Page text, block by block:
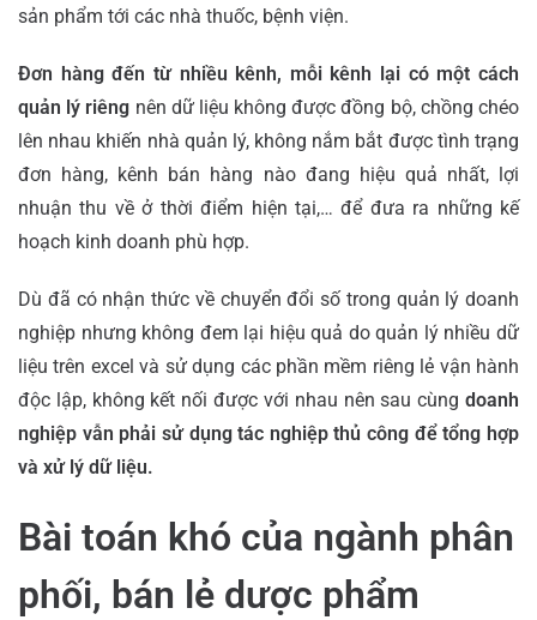
sản phẩm tới các nhà thuốc, bệnh viện.
Đơn hàng đến từ nhiều kênh, mỗi kênh lại có một cách
quản lý riêng nên dữ liệu không được đồng bộ, chồng chéo
lên nhau khiến nhà quản lý, không nắm bắt được tình trạng
đơn hàng, kênh bán hàng nào đang hiệu quả nhất, lợi
nhuận thu về ở thời điểm hiện tại,… để đưa ra những kế
hoạch kinh doanh phù hợp.
Dù đã có nhận thức về chuyển đổi số trong quản lý doanh
nghiệp nhưng không đem lại hiệu quả do quản lý nhiều dữ
liệu trên excel và sử dụng các phần mềm riêng lẻ vận hành
độc lập, không kết nối được với nhau nên sau cùng doanh
nghiệp vẫn phải sử dụng tác nghiệp thủ công để tổng hợp
và xử lý dữ liệu.
Bài toán khó của ngành phân
phối, bán lẻ dược phẩm